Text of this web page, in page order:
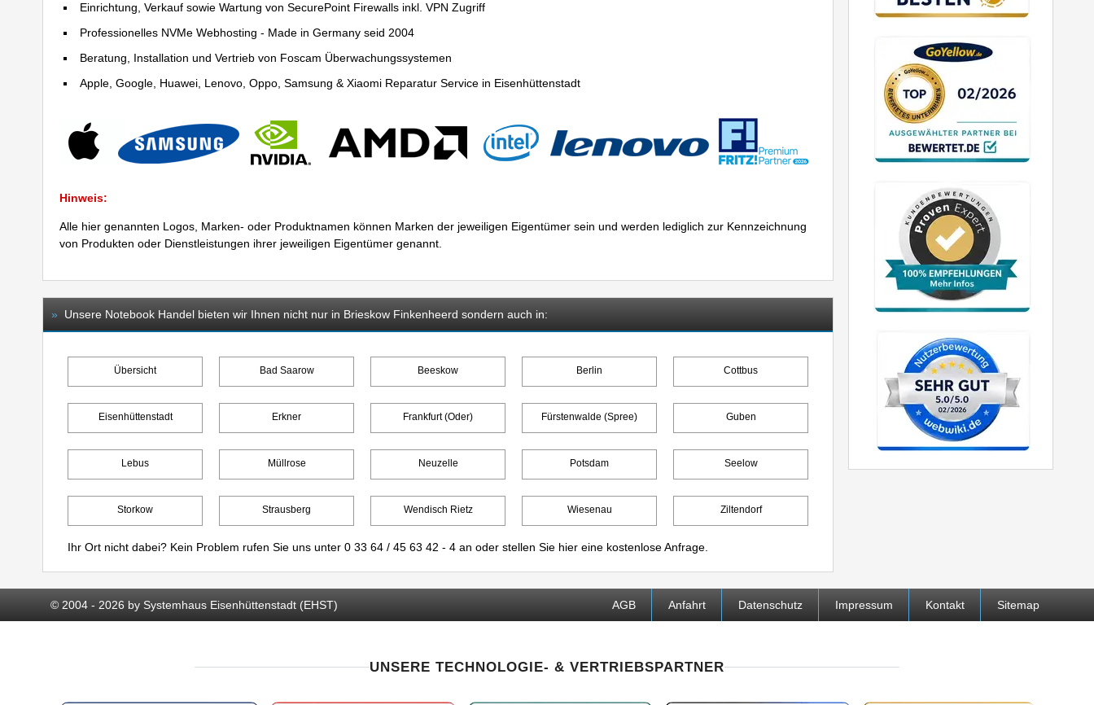
Einrichtung, Verkauf sowie Wartung von SecurePoint Firewalls inkl. VPN Zugriff
Professionelles NVMe Webhosting - Made in Germany seid 2004
Beratung, Installation und Vertrieb von Foscam Überwachungssystemen
Apple, Google, Huawei, Lenovo, Oppo, Samsung & Xiaomi Reparatur Service in Eisenhüttenstadt
Hinweis:
Alle hier genannten Logos, Marken- oder Produktnamen können Marken der jeweiligen Eigentümer sein und werden lediglich zur Kennzeichnung
von Produkten oder Dienstleistungen ihrer jeweiligen Eigentümer genannt.
» Unsere Notebook Handel bieten wir Ihnen nicht nur in Brieskow Finkenheerd sondern auch in:
Übersicht Bad Saarow Beeskow Berlin Cottbus
Eisenhüttenstadt Erkner Frankfurt (Oder) Fürstenwalde (Spree) Guben
Lebus Müllrose Neuzelle Potsdam Seelow
Storkow Strausberg Wendisch Rietz Wiesenau Ziltendorf
Ihr Ort nicht dabei? Kein Problem rufen Sie uns unter 0 33 64 / 45 63 42 - 4 an oder stellen Sie hier eine kostenlose Anfrage.
© 2004 - 2026 by Systemhaus Eisenhüttenstadt (EHST) AGB Anfahrt Datenschutz Impressum Kontakt Sitemap
UNSERE TECHNOLOGIE- & VERTRIEBSPARTNER